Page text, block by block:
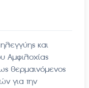
και
Αμφιλοχίας
θερμαινόμενος
για την